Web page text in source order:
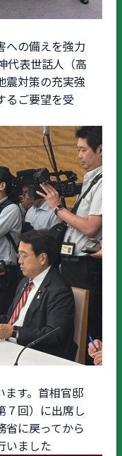
への備えを強力
代表世話人（高
震対策の充実強
るご要望を受
ます。首相官邸
７回）に出席し
省に戻ってから
いました